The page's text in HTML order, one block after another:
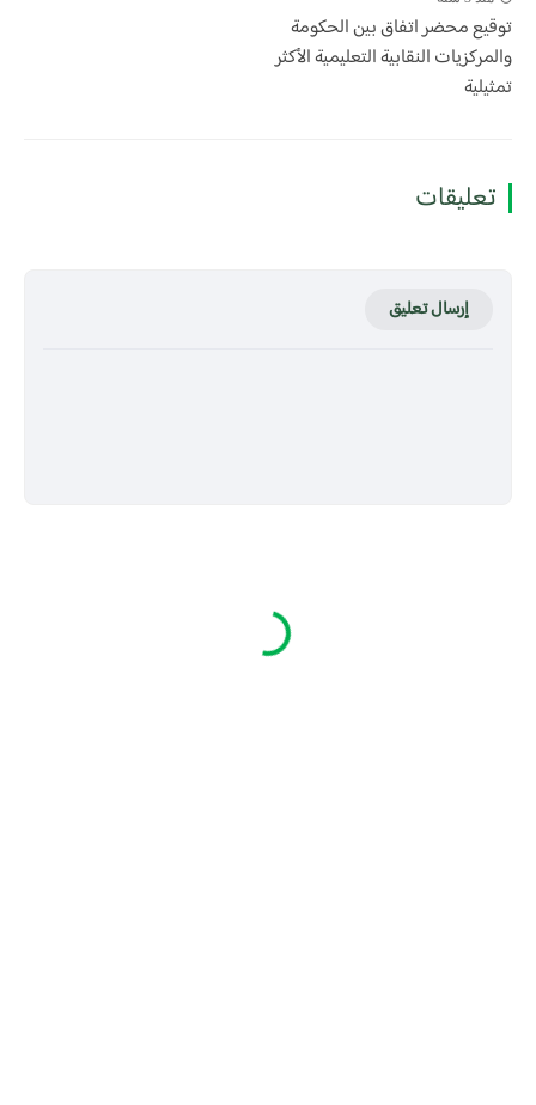
توقيع محضر اتفاق بين الحكومة
والمركزيات النقابية التعليمية الأكثر
تمثيلية
تعليقات
إرسال تعليق